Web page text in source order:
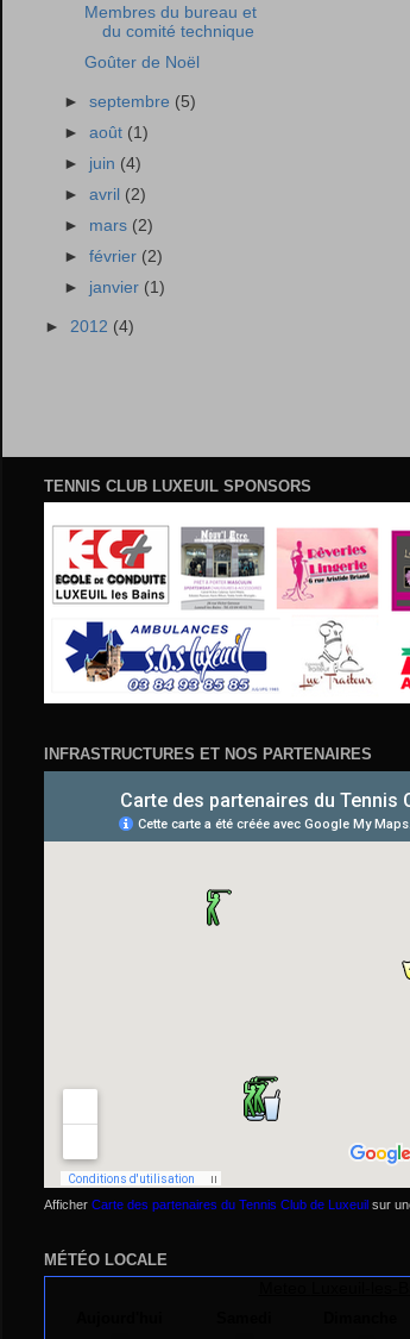
Membres du bureau et
du comité technique
Goûter de Noël
►septembre (5)
►août (1)
► juin (4)
►avril (2)
► mars (2)
►février (2)
► janvier (1)
► 2012 (4)
TENNIS CLUB LUXEUIL SPONSORS
INFRASTRUCTURES ET NOS PARTENAIRES
Afficher Carte des partenaires du Tennis Club de Luxeuil sur
MÉTÉO LOCALE